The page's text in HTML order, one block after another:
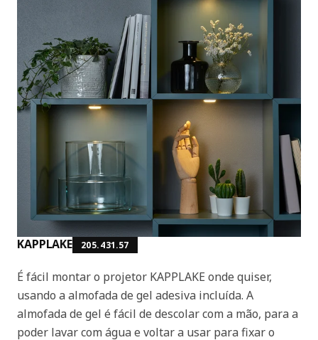
KAPPLAKE 205.431.57
É fácil montar o projetor KAPPLAKE onde quiser,
usando a almofada de gel adesiva incluída. A
almofada de gel é fácil de descolar com a mão, para a
poder lavar com água e voltar a usar para fixar o